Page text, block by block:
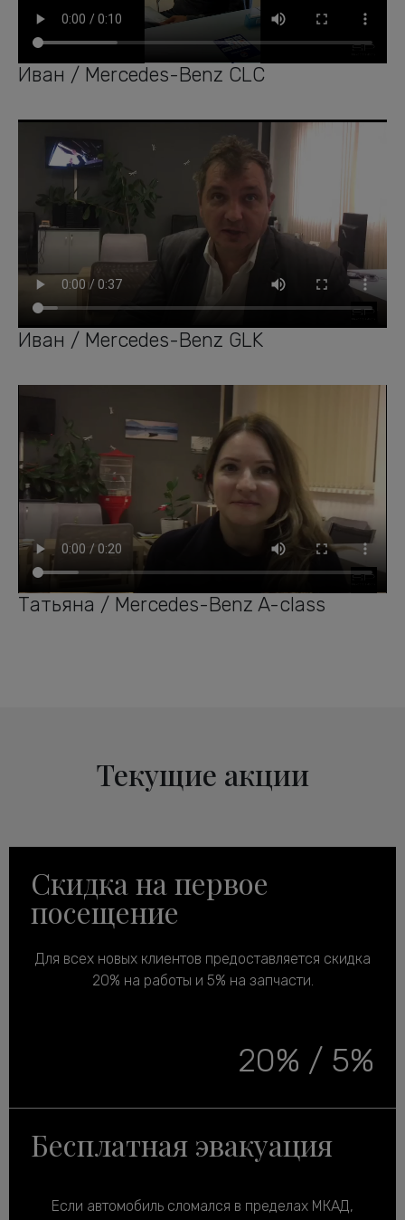
Иван / Mercedes-Benz CLC
Иван / Mercedes-Benz GLK
Татьяна / Mercedes-Benz A-class
Текущие акции
Скидка на первое
посещение
Для всех новых клиентов предоставляется скидка
20% на работы и 5% на запчасти.
20% / 5%
Бесплатная эвакуация
Если автомобиль сломался в пределах МКАД,